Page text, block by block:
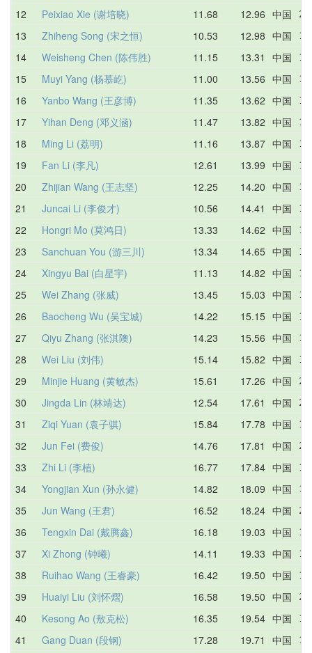
12 Peixiao Xie (谢培晓) 11.68 12.96 中国
13 Zhiheng Song (宋之恒) 10.53 12.98 中国
14 Weisheng Chen (陈伟胜) 11.15 13.31 中国
15 Muyi Yang (杨慕屹) 11.00 13.56 中国
16 Yanbo Wang (王彦博) 11.35 13.62 中国
17 Yihan Deng (邓义涵) 11.47 13.82 中国
18 Ming Li (荔明) 11.16 13.87 中国
19 Fan Li (李凡) 12.61 13.99 中国
20 Zhijian Wang (王志坚) 12.25 14.20 中国
21 Juncai Li (李俊才) 10.56 14.41 中国
22 Hongri Mo (莫鸿日) 13.33 14.62 中国
23 Sanchuan You (游三川) 13.34 14.65 中国
24 Xingyu Bai (白星宇) 11.13 14.82 中国
25 Wei Zhang (张威) 13.45 15.03 中国
26 Baocheng Wu (吴宝城) 14.22 15.15 中国
27 Qiyu Zhang (张淇隩) 14.23 15.56 中国
28 Wei Liu (刘伟) 15.14 15.82 中国
29 Minjie Huang (黄敏杰) 15.61 17.26 中国
30 Jingda Lin (林靖达) 12.54 17.61 中国
31 Ziqi Yuan (袁子骐) 15.84 17.78 中国
32 Jun Fei (费俊) 14.76 17.81 中国
33 Zhi Li (李植) 16.77 17.84 中国
34 Yongjian Xun (孙永健) 14.82 18.09 中国
35 Jun Wang (王君) 16.52 18.24 中国
36 Tengxin Dai (戴腾鑫) 16.18 19.03 中国
37 Xi Zhong (钟曦) 14.11 19.33 中国
38 Ruihao Wang (王睿豪) 16.42 19.50 中国
39 Huaiyi Liu (刘怀熠) 16.58 19.50 中国
40 Kesong Ao (敖克松) 16.35 19.54 中国
41 Gang Duan (段钢) 17.28 19.71 中国